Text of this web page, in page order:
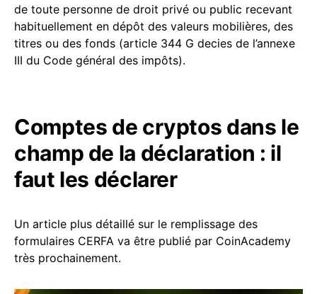
de toute personne de droit privé ou public recevant
habituellement en dépôt des valeurs mobilières, des
titres ou des fonds (article 344 G decies de l’annexe
III du Code général des impôts).
Comptes de cryptos dans le
champ de la déclaration : il
faut les déclarer
Un article plus détaillé sur le remplissage des
formulaires CERFA va être publié par CoinAcademy
très prochainement.